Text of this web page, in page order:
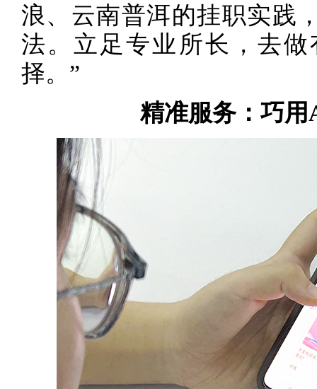
浪、云南普洱的挂职实践
法。立足专业所长，去
择。”
精准服务：巧